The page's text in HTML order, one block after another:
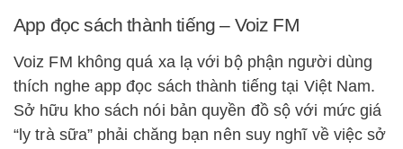
App đọc sách thành tiếng – Voiz FM
Voiz FM không quá xa lạ với bộ phận người dùng
thích nghe app đọc sách thành tiếng tại Việt Nam.
Sở hữu kho sách nói bản quyền đồ sộ với mức giá
“ly trà sữa” phải chăng bạn nên suy nghĩ về việc sở